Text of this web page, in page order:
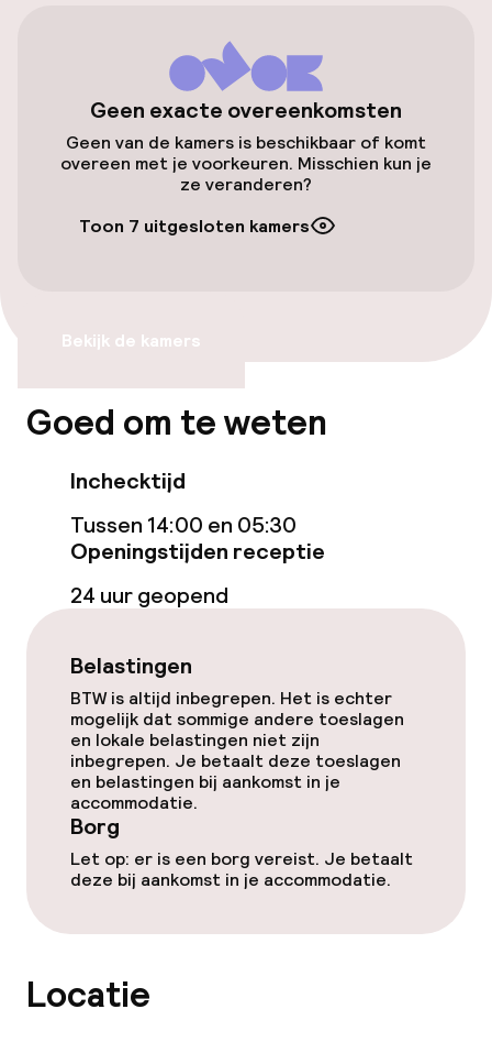
Toegankelijkheid
Overal rolstoeltoegankelijk
Kamers
geoptimaliseerde kamers beschikbaar
Entertainment
Gratis wifi
Eet- en drinkgelegenheden
Bar
Eet- en drinkdiensten
Vroeg ontbijt
Schoonmaakvoorzieningen
Wasservice
Beleid
Geen exacte overeenkomsten
Geen van de kamers is beschikbaar of komt
overeen met je voorkeuren. Misschien kun je
ze veranderen?
Toon 7 uitgesloten kamers
Bekijk de kamers
Goed om te weten
Inchecktijd
Tussen 14:00 en 05:30
Openingstijden receptie
24 uur geopend
Belastingen
BTW is altijd inbegrepen. Het is echter
mogelijk dat sommige andere toeslagen
en lokale belastingen niet zijn
inbegrepen. Je betaalt deze toeslagen
en belastingen bij aankomst in je
accommodatie.
Borg
Let op: er is een borg vereist. Je betaalt
deze bij aankomst in je accommodatie.
Locatie